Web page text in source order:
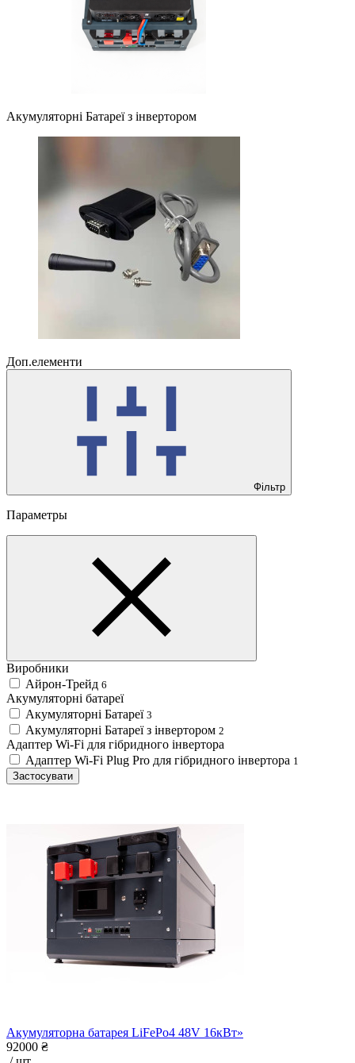
Акумуляторні Батареї з інвертором
Доп.елементи
Фільтр
Параметры
Виробники
Айрон-Трейд 6
Акумуляторні батареї
Акумуляторні Батареї 3
Акумуляторні Батареї з інвертором 2
Адаптер Wi-Fi для гібридного інвертора
Адаптер Wi-Fi Plug Pro для гібридного інвертора 1
Застосувати
Акумуляторна батарея LiFePo4 48V 16кВт»
92000 ₴